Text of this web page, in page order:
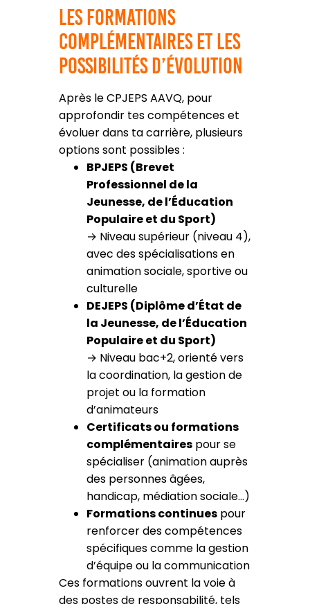
Les formations
complémentaires et les
possibilités d’évolution
Après le CPJEPS AAVQ, pour
approfondir tes compétences et
évoluer dans ta carrière, plusieurs
options sont possibles :
BPJEPS (Brevet
Professionnel de la
Jeunesse, de l’Éducation
Populaire et du Sport)
→ Niveau supérieur (niveau 4),
avec des spécialisations en
animation sociale, sportive ou
culturelle
DEJEPS (Diplôme d’État de
la Jeunesse, de l’Éducation
Populaire et du Sport)
→ Niveau bac+2, orienté vers
la coordination, la gestion de
projet ou la formation
d’animateurs
Certificats ou formations
complémentaires pour se
spécialiser (animation auprès
des personnes âgées,
handicap, médiation sociale…)
Formations continues pour
renforcer des compétences
spécifiques comme la gestion
d’équipe ou la communication
Ces formations ouvrent la voie à
des postes de responsabilité, tels